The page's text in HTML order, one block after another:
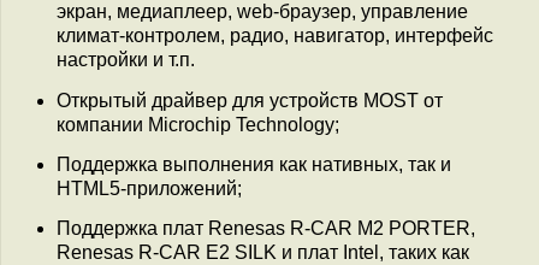
экран, медиаплеер, web-браузер, управление
климат-контролем, радио, навигатор, интерфейс
настройки и т.п.
Открытый драйвер для устройств MOST от
компании Microchip Technology;
Поддержка выполнения как нативных, так и
HTML5-приложений;
Поддержка плат Renesas R-CAR M2 PORTER,
Renesas R-CAR E2 SILK и плат Intel, таких как